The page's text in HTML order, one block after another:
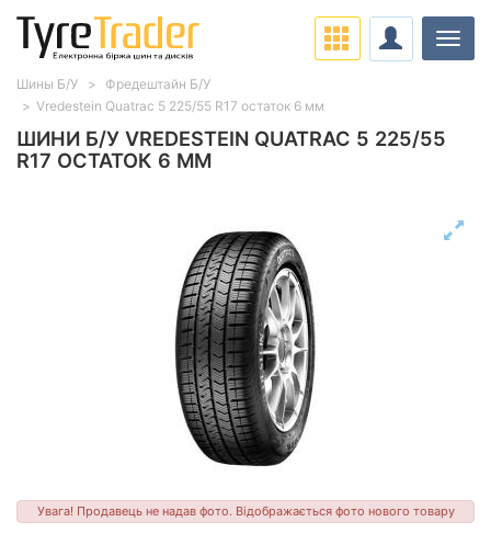
ШИНИ Б/У VREDESTEIN QUATRAC 5 225/55
R17 ОСТАТОК 6 ММ
Увага! Продавець не надав фото. Відображається фото нового товару
Шины Б/У
Фредештайн Б/У
Vredestein Quatrac 5 225/55 R17 остаток 6 мм